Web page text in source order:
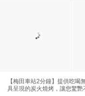
【梅田車站2分鐘】提供吃
具呈現的炭火燒烤，讓您驚艷